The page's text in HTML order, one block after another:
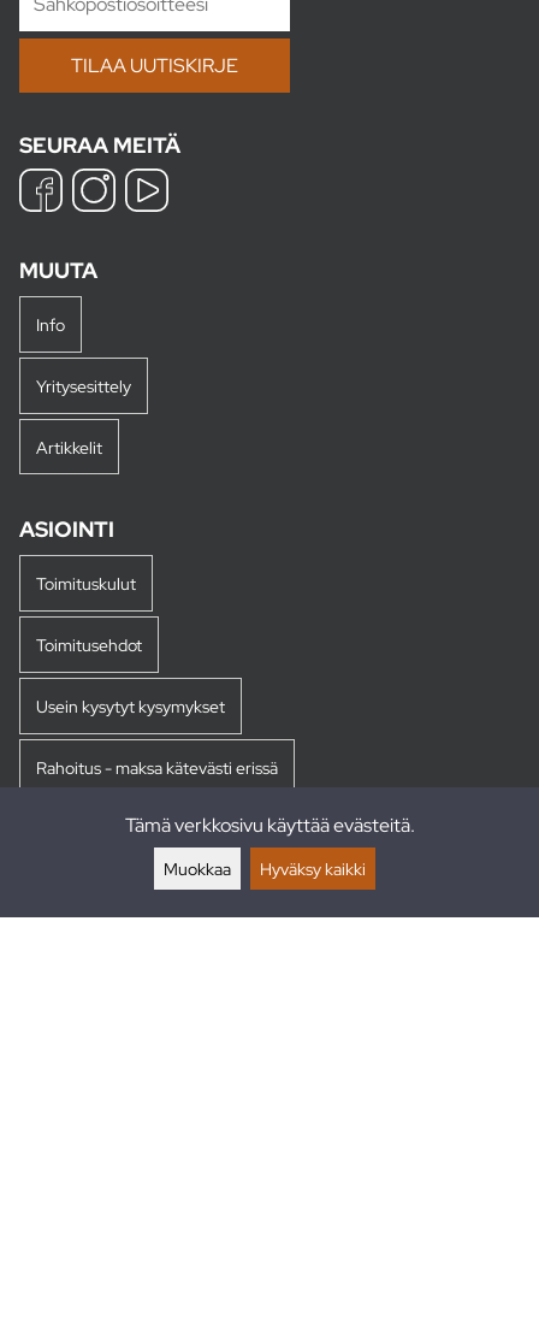
SEURAA MEITÄ
MUUTA
Info
Yritysesittely
Artikkelit
ASIOINTI
Toimituskulut
Toimitusehdot
Usein kysytyt kysymykset
Rahoitus - maksa kätevästi erissä
Tämä verkkosivu käyttää evästeitä.
Muokkaa Hyväksy kaikki